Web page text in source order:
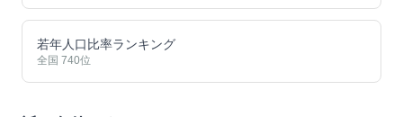
若年人口比率ランキング
全国 740位